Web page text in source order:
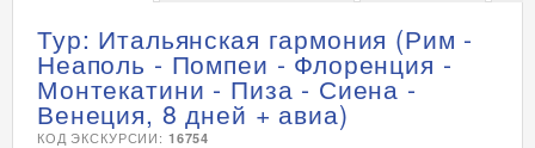
Тур: Итальянская гармония (Рим -
Неаполь - Помпеи - Флоренция -
Монтекатини - Пиза - Сиена -
Венеция, 8 дней + авиа)
КОД ЭКСКУРСИИ: 16754